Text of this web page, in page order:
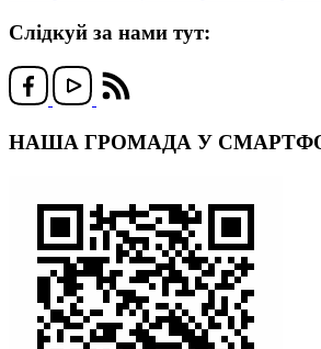
Слідкуй за нами тут:
НАША ГРОМАДА У